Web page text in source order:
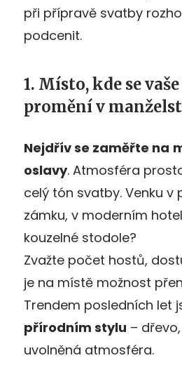
při přípravě svatby
podcenit.
1. Místo, kde se
promění v
Nejdřív se zaměřte na
oslavy. Atmosféra
celý tón svatby. Venku v
zámku, v moderním
kouzelné stodole?
Zvažte počet hostů,
je na místě možnost
Trendem posledních let
přírodním stylu –
uvolněná atmosféra.